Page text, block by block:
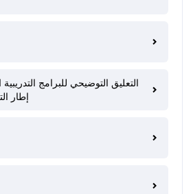
التعليق التوضيحي للبرامج
إطار